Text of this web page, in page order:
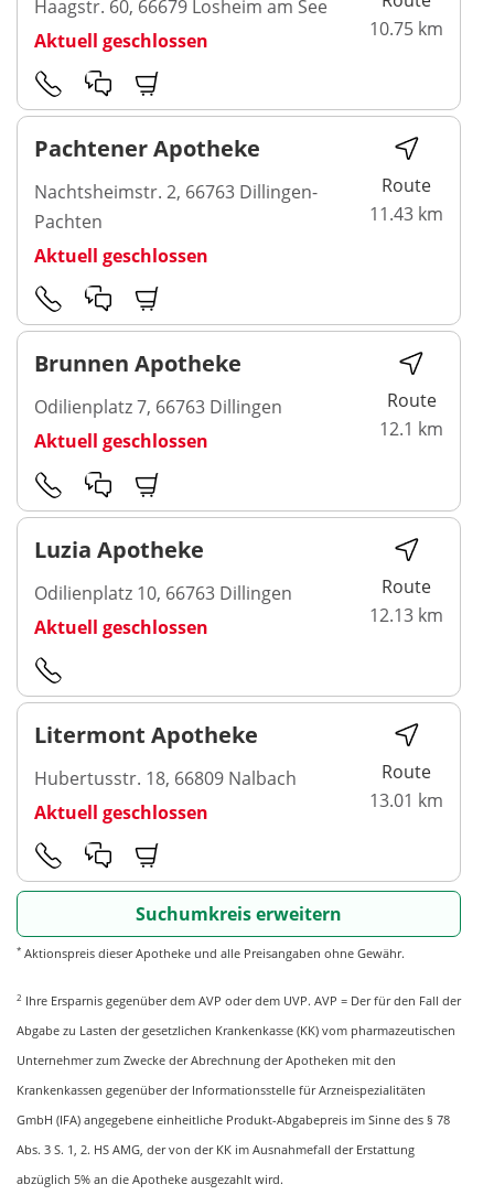
Haagstr. 60, 66679 Losheim am See
Aktuell geschlossen
10.75 km
Pachtener Apotheke
Nachtsheimstr. 2, 66763 Dillingen-
Pachten
Aktuell geschlossen
Route
11.43 km
Brunnen Apotheke
Odilienplatz 7, 66763 Dillingen
Aktuell geschlossen
Route
12.1 km
Luzia Apotheke
Odilienplatz 10, 66763 Dillingen
Aktuell geschlossen
Route
12.13 km
Litermont Apotheke
Hubertusstr. 18, 66809 Nalbach
Aktuell geschlossen
Route
13.01 km
Suchumkreis erweitern
* Aktionspreis dieser Apotheke und alle Preisangaben ohne Gewähr.
2 Ihre Ersparnis gegenüber dem AVP oder dem UVP. AVP = Der für den Fall der
Abgabe zu Lasten der gesetzlichen Krankenkasse (KK) vom pharmazeutischen
Unternehmer zum Zwecke der Abrechnung der Apotheken mit den
Krankenkassen gegenüber der Informationsstelle für Arzneispezialitäten
GmbH (IFA) angegebene einheitliche Produkt-Abgabepreis im Sinne des § 78
Abs. 3 S. 1, 2. HS AMG, der von der KK im Ausnahmefall der Erstattung
abzüglich 5% an die Apotheke ausgezahlt wird.